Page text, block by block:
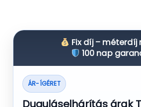
Fix díj – méterdíj
100 nap
ÁR-ÍGÉRET